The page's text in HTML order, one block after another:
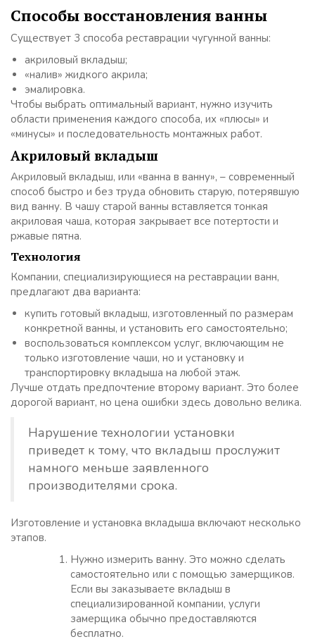
Способы восстановления ванны
Существует 3 способа реставрации чугунной ванны:
акриловый вкладыш;
«налив» жидкого акрила;
эмалировка.
Чтобы выбрать оптимальный вариант, нужно изучить
области применения каждого способа, их «плюсы» и
«минусы» и последовательность монтажных работ.
Акриловый вкладыш
Акриловый вкладыш, или «ванна в ванну», – современный
способ быстро и без труда обновить старую, потерявшую
вид ванну. В чашу старой ванны вставляется тонкая
акриловая чаша, которая закрывает все потертости и
ржавые пятна.
Технология
Компании, специализирующиеся на реставрации ванн,
предлагают два варианта:
купить готовый вкладыш, изготовленный по размерам
конкретной ванны, и установить его самостоятельно;
воспользоваться комплексом услуг, включающим не
только изготовление чаши, но и установку и
транспортировку вкладыша на любой этаж.
Лучше отдать предпочтение второму вариант. Это более
дорогой вариант, но цена ошибки здесь довольно велика.
Нарушение технологии установки
приведет к тому, что вкладыш прослужит
намного меньше заявленного
производителями срока.
Изготовление и установка вкладыша включают несколько
этапов.
Нужно измерить ванну. Это можно сделать
самостоятельно или с помощью замерщиков.
Если вы заказываете вкладыш в
специализированной компании, услуги
замерщика обычно предоставляются
бесплатно.